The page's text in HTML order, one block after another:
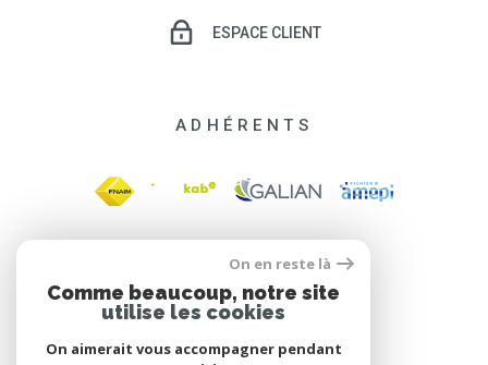
ESPACE CLIENT
ADHÉRENTS
On en reste là
Comme beaucoup, notre site
utilise les cookies
On aimerait vous accompagner pendant